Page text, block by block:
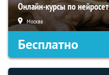
Онлайн-курсы по
Москва
Бесплатно